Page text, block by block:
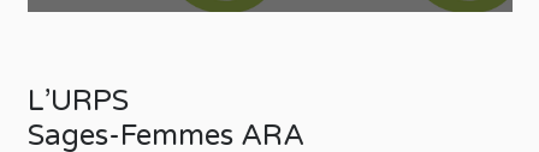
L’URPS
Sages-Femmes ARA